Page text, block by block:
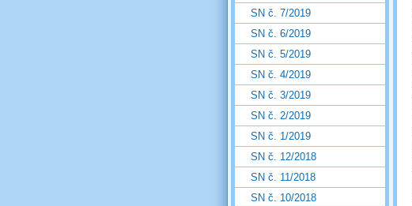
SN č. 7/2019
SN č. 6/2019
SN č. 5/2019
SN č. 4/2019
SN č. 3/2019
SN č. 2/2019
SN č. 1/2019
SN č. 12/2018
SN č. 11/2018
SN č. 10/2018